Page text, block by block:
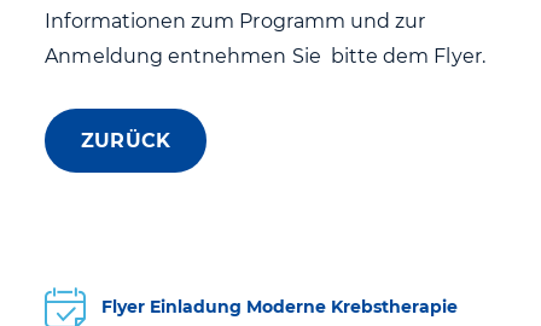
Informationen zum Programm und zur
Anmeldung entnehmen Sie bitte dem Flyer.
ZURÜCK
Flyer Einladung Moderne Krebstherapie